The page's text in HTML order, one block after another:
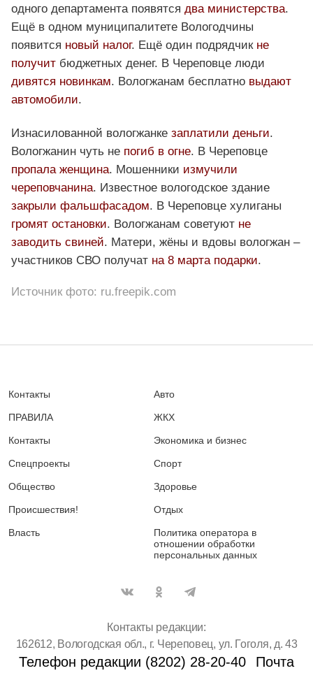
одного департамента появятся два министерства.
Ещё в одном муниципалитете Вологодчины
появится новый налог. Ещё один подрядчик не
получит бюджетных денег. В Череповце люди
дивятся новинкам. Вологжанам бесплатно выдают
автомобили.
Изнасилованной вологжанке заплатили деньги.
Вологжанин чуть не погиб в огне. В Череповце
пропала женщина. Мошенники измучили
череповчанина. Известное вологодское здание
закрыли фальшфасадом. В Череповце хулиганы
громят остановки. Вологжанам советуют не
заводить свиней. Матери, жёны и вдовы вологжан –
участников СВО получат на 8 марта подарки.
Источник фото: ru.freepik.com
Контакты
ПРАВИЛА
Контакты
Спецпроекты
Общество
Происшествия!
Власть
Авто
ЖКХ
Экономика и бизнес
Спорт
Здоровье
Отдых
Политика оператора в
отношении обработки
персональных данных
Контакты редакции:
162612, Вологодская обл., г. Череповец, ул. Гоголя, д. 43
Телефон редакции (8202) 28-20-40
Почта